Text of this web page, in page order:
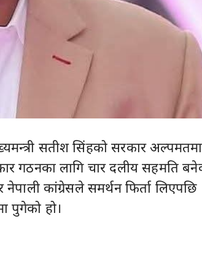
सतीश सिंहको सरकार अल्पमतमा
गठनका लागि चार दलीय सहमति
कांग्रेसले समर्थन फिर्ता लिएपछि
पुगेको हो।